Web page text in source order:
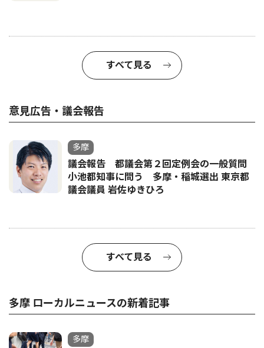
すべて見る
意見広告・議会報告
多摩
議会報告 都議会第２回定例会の一般質問
小池都知事に問う 多摩・稲城選出 東京都
議会議員 岩佐ゆきひろ
すべて見る
多摩 ローカルニュースの新着記事
多摩